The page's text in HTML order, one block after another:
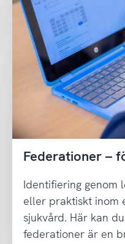
Federationer –
Identifiering genom
eller praktiskt inom
sjukvård. Här kan
federationer är en